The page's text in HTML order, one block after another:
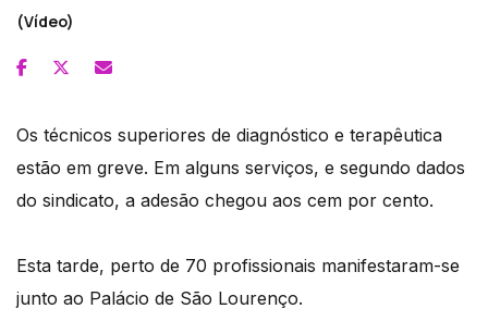
(Vídeo)
Os técnicos superiores de diagnóstico e terapêutica
estão em greve. Em alguns serviços, e segundo dados
do sindicato, a adesão chegou aos cem por cento.
Esta tarde, perto de 70 profissionais manifestaram-se
junto ao Palácio de São Lourenço.